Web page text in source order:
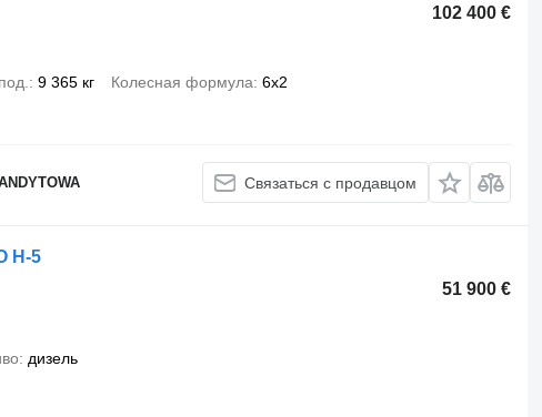
102 400 €
9 365 кг Колесная формула 6x2
Связаться с продавцом
H-5
51 900 €
дизель